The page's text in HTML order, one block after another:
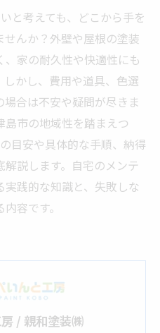
と考えても、どこから手を
んか？外壁や屋根の塗装
家の耐久性や快適性にも
かし、費用や道具、色選
合は不安や疑問が尽きま
市の地域性を踏まえつ
目安や具体的な手順、納得
説します。自宅のメンテ
践的な知識と、失敗しな
容です。
/ 親和塗装㈱